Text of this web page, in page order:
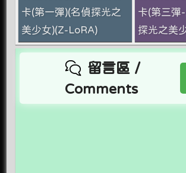
卡(第一彈)(名偵探光之
美少女)(Z-LoRA)
卡(第三彈
探光之美
留言區 /
Comments